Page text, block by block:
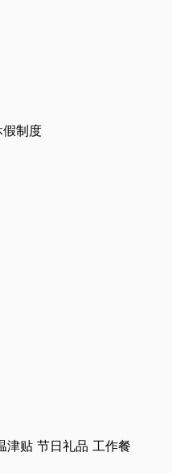
假制度
津贴 节日礼品 工作餐